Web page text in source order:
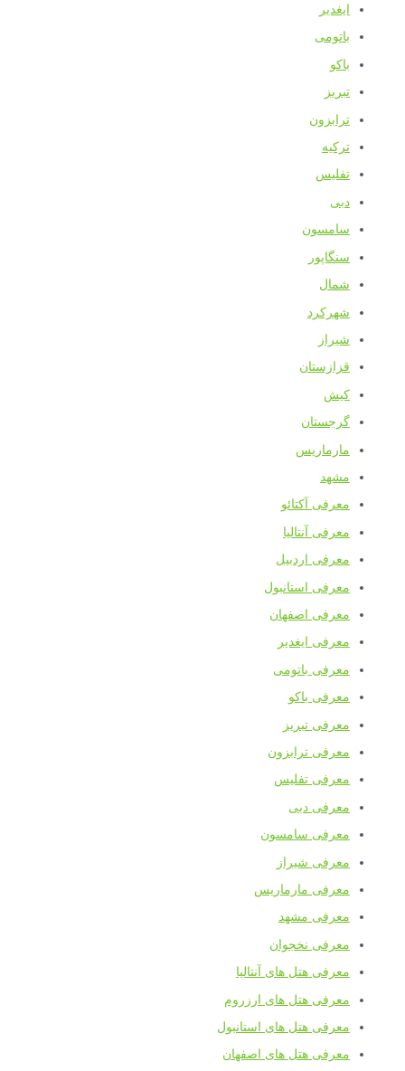
ایغدیر
باتومی
باکو
تبریز
ترابزون
ترکیه
تفلیس
دبی
سامسون
سنگاپور
شمال
شهرکرد
شیراز
قزازستان
کیش
گرجستان
مارماریس
مشهد
معرفی آکتائو
معرفی آنتالیا
معرفی اردبیل
معرفی استانبول
معرفی اصفهان
معرفی ایغدیر
معرفی باتومی
معرفی باکو
معرفی تبریز
معرفی ترابزون
معرفی تفلیس
معرفی دبی
معرفی سامسون
معرفی شیراز
معرفی مارماریس
معرفی مشهد
معرفی نخجوان
معرفی هتل های آنتالیا
معرفی هتل های ارزروم
معرفی هتل های استانبول
معرفی هتل های اصفهان